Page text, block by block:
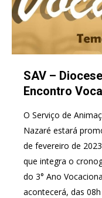
SAV –
Encontro
O Serviço de
Nazaré estará
de fevereiro de
que integra o
do 3° Ano
acontecerá, das